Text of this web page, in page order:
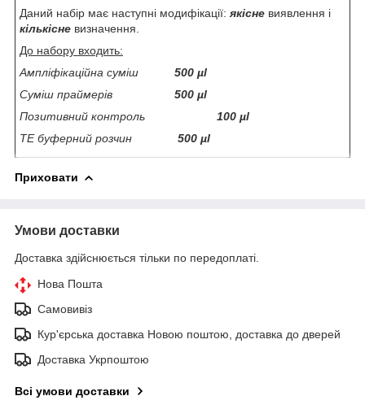
Даний набір має наступні модифікації: якісне виявлення і
кількісне визначення.
До набору входить:
Ампліфікаційна суміш
500 µl
Суміш праймерів 500 µl
Позитивний контроль 100 µl
ТЕ буферний розчин 500 µl
Приховати
Умови доставки
Доставка здійснюється тільки по передоплаті.
Нова Пошта
Самовивіз
Кур'єрська доставка Новою поштою, доставка до дверей
Доставка Укрпоштою
Всі умови доставки